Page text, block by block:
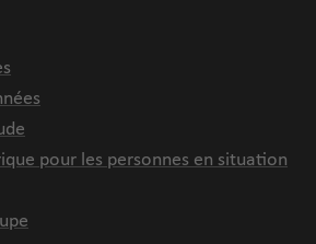
pour les personnes en situation